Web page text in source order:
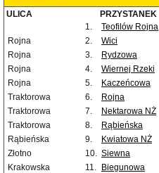
ULICA PRZYSTANEK
1.
Teofilów Rojna
Rojna
2. Wici
Rojna
3. Rydzowa
Rojna
4. Wiernej Rzeki
Rojna
5. Kaczeńcowa
Traktorowa
6. Rojna
Traktorowa
7. Nektarowa NŻ
Traktorowa
8. Rąbieńska
Rąbieńska
9. Kwiatowa NŻ
Złotno
10. Siewna
Krakowska
11. Biegunowa